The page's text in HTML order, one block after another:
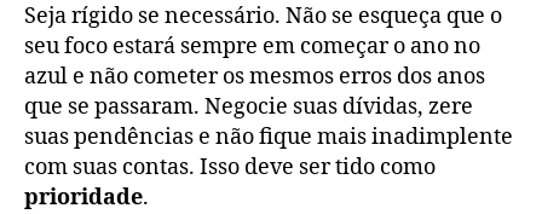
Seja rígido se necessário. Não se esqueça que o
seu foco estará sempre em começar o ano no
azul e não cometer os mesmos erros dos anos
que se passaram. Negocie suas dívidas, zere
suas pendências e não fique mais inadimplente
com suas contas. Isso deve ser tido como
prioridade.